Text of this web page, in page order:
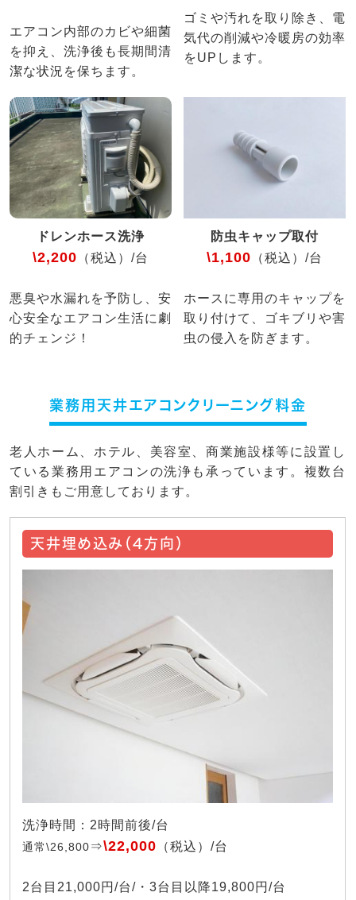
エアコン内部のカビや細菌
を抑え、洗浄後も長期間清
潔な状況を保ちます。
ゴミや汚れを取り除き、電
気代の削減や冷暖房の効率
をUPします。
ドレンホース洗浄
\2,200 （税込）/台
悪臭や水漏れを予防し、安
心安全なエアコン生活に劇
的チェンジ！
防虫キャップ取付
\1,100 （税込）/台
ホースに専用のキャップを
取り付けて、ゴキブリや害
虫の侵入を防ぎます。
業務用天井エアコンクリーニング料金
老人ホーム、ホテル、美容室、商業施設様等に設置し
ている業務用エアコンの洗浄も承っています。複数台
割引きもご用意しております。
天井埋め込み（4方向）
洗浄時間：2時間前後/台
通常\26,800⇒\22,000 （税込）/台
2台目21,000円/台/・3台目以降19,800円/台